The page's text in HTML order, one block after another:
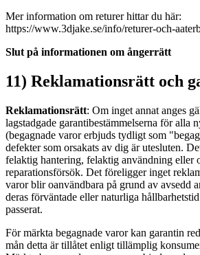
Mer information om returer hittar du här:
https://www.3djake.se/info/returer-och-
Slut på informationen om ångerrätt
11) Reklamationsrätt och
Reklamationsrätt: Om inget annat anges
lagstadgade garantibestämmelserna för alla
(begagnade varor erbjuds tydligt som
defekter som orsakats av dig är utesluten.
felaktig hantering, felaktig användning eller
reparationsförsök. Det föreligger inget
varor blir oanvändbara på grund av avsedd
deras förväntade eller naturliga
passerat.
För märkta begagnade varor kan garantin
mån detta är tillåtet enligt tillämplig